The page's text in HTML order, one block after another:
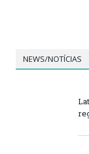
NEWS/NOTÍCIAS